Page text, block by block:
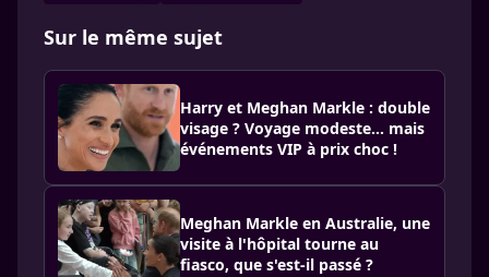
Sur le même sujet
Harry et Meghan Markle : double
visage ? Voyage modeste… mais
événements VIP à prix choc !
Meghan Markle en Australie, une
visite à l'hôpital tourne au
fiasco, que s'est-il passé ?